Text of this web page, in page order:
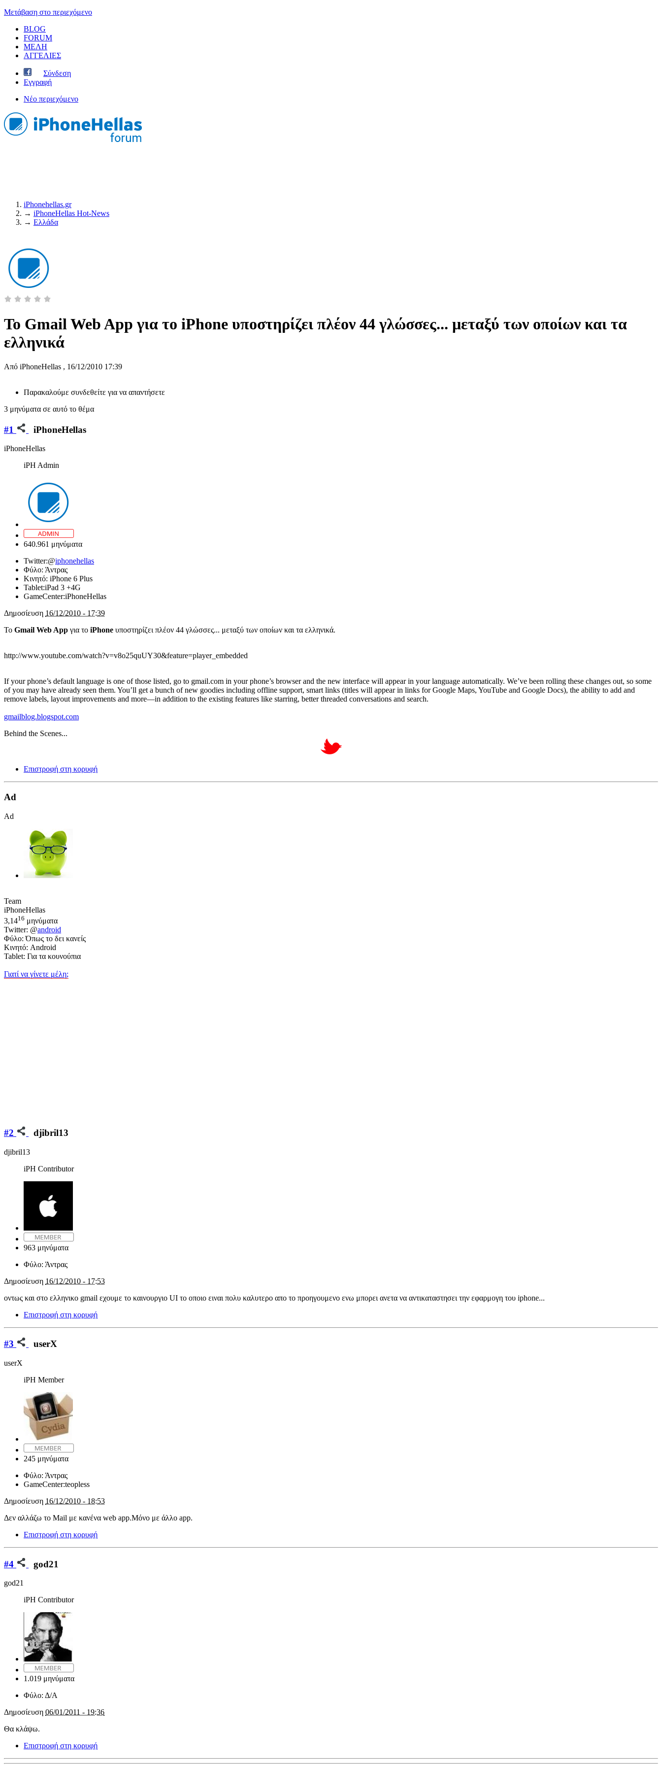
Μετάβαση στο περιεχόμενο
BLOG
FORUM
ΜΕΛΗ
ΑΓΓΕΛΙΕΣ
Σύνδεση
Εγγραφή
Νέο περιεχόμενο
iPhonehellas.gr
→ iPhoneHellas Ηot-News
→ Ελλάδα
Το Gmail Web App για το iPhone υποστηρίζει πλέον 44 γλώσσες... μεταξύ των οποίων και τα
ελληνικά
Από iPhoneHellas , 16/12/2010 17:39
Παρακαλούμε συνδεθείτε για να απαντήσετε
3 μηνύματα σε αυτό το θέμα
#1 iPhoneHellas
iPhoneHellas
iPH Admin
640.961 μηνύματα
Twitter:@iphonehellas
Φύλο: Άντρας
Κινητό: iPhone 6 Plus
Tablet:iPad 3 +4G
GameCenter:iPhoneHellas
Δημοσίευση 16/12/2010 - 17:39
Το Gmail Web App για το iPhone υποστηρίζει πλέον 44 γλώσσες... μεταξύ των οποίων και τα ελληνικά.
http://www.youtube.com/watch?v=v8o25quUY30&feature=player_embedded
If your phone’s default language is one of those listed, go to gmail.com in your phone’s browser and the new interface will appear in your language automatically. We’ve been rolling these changes out, so some
of you may have already seen them. You’ll get a bunch of new goodies including offline support, smart links (titles will appear in links for Google Maps, YouTube and Google Docs), the ability to add and
remove labels, layout improvements and more—in addition to the existing features like starring, better threaded conversations and search.
gmailblog.blogspot.com
Behind the Scenes...
Επιστροφή στη κορυφή
Ad
Ad
Team
iPhoneHellas
3,1416 μηνύματα
Twitter: @android
Φύλο: Όπως το δει κανείς
Κινητό: Android
Tablet: Για τα κουνούπια
Γιατί να γίνετε μέλη;
#2 djibril13
djibril13
iPH Contributor
963 μηνύματα
Φύλο: Άντρας
Δημοσίευση 16/12/2010 - 17:53
οντως και στο ελληνικο gmail εχουμε το καινουργιο UI το οποιο ειναι πολυ καλυτερο απο το προηγουμενο ενω μπορει ανετα να αντικαταστησει την εφαρμογη του iphone...
Επιστροφή στη κορυφή
#3 userX
userX
iPH Member
245 μηνύματα
Φύλο: Άντρας
GameCenter:teopless
Δημοσίευση 16/12/2010 - 18:53
Δεν αλλάζω το Mail με κανένα web app.Μόνο με άλλο app.
Επιστροφή στη κορυφή
#4 god21
god21
iPH Contributor
1.019 μηνύματα
Φύλο: Δ/Α
Δημοσίευση 06/01/2011 - 19:36
Θα κλάψω.
Επιστροφή στη κορυφή